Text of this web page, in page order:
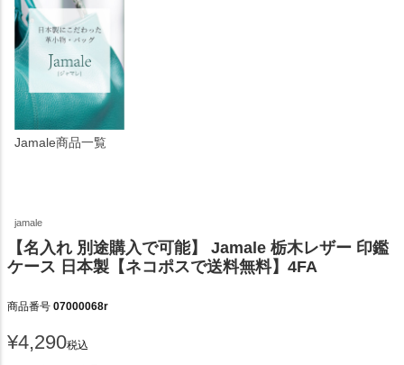
Jamale商品一覧
jamale
【名入れ 別途購入で可能】 Jamale 栃木レザー 印鑑
ケース 日本製【ネコポスで送料無料】4FA
商品番号 07000068r
¥4,290税込